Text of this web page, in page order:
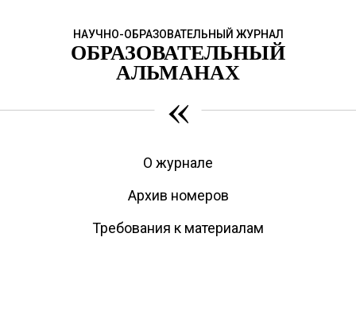
НАУЧНО-ОБРАЗОВАТЕЛЬНЫЙ ЖУРНАЛ
ОБРАЗОВАТЕЛЬНЫЙ
АЛЬМАНАХ
«
О журнале
Архив номеров
Требования к материалам